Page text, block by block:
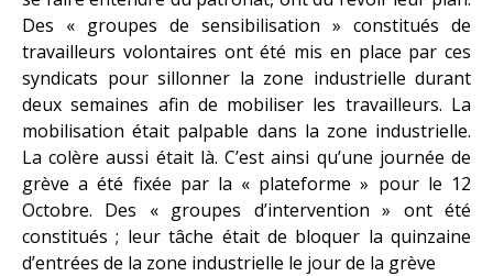
Des « groupes de sensibilisation » constitués de
travailleurs volontaires ont été mis en place par ces
syndicats pour sillonner la zone industrielle durant
deux semaines afin de mobiliser les travailleurs. La
mobilisation était palpable dans la zone industrielle.
La colère aussi était là. C’est ainsi qu’une journée de
grève a été fixée par la « plateforme » pour le 12
Octobre. Des « groupes d’intervention » ont été
constitués ; leur tâche était de bloquer la quinzaine
d’entrées de la zone industrielle le jour de la grève